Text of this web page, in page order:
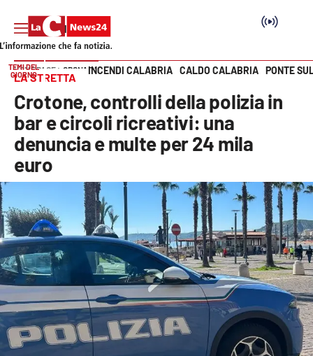
Cronaca
Politica
Attualità
Economia e lavoro
Italia Mondo
Sanità
Vai
TEMI DEL
GIORNO
INCENDI CALABRIA CALDO CALABRIA PONTE
HOME PAGE CRONACA
LA STRETTA
Crotone, controlli della polizia in
bar e circoli ricreativi: una
denuncia e multe per 24 mila
euro